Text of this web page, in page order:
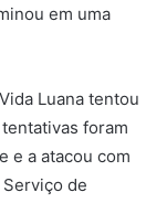
em uma
Luana tentou
foram
e a atacou com
de